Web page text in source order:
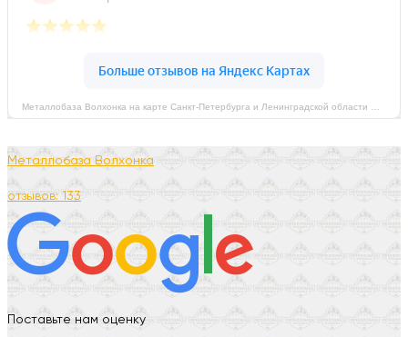
Металлобаза Волхонка
отзывов: 133
Поставьте нам оценку